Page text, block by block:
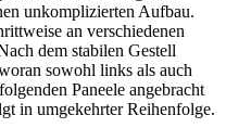
unkomplizierten Aufbau.
an verschiedenen
dem stabilen Gestell
sowohl links als auch
Paneele angebracht
in umgekehrter Reihenfolge.